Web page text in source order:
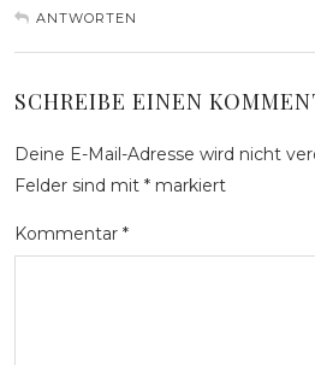
ANTWORTEN
SCHREIBE EINEN
Deine E-Mail-Adresse wird nicht
Felder sind mit * markiert
Kommentar *